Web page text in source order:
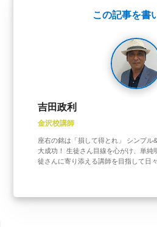
この記事を書
吉田政利
金沢校講師
座右の銘は「損して得とれ」 シンプル
大成功！ 生徒さん目線を心がけ、単純
徒さんに寄り添える講師を目指して日々